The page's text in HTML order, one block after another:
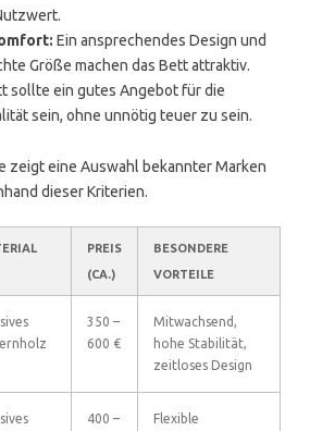
Ein ansprechendes Design und
Größe machen das Bett attraktiv.
sollte ein gutes Angebot für die
sein, ohne unnötig teuer zu sein.
zeigt eine Auswahl bekannter Marken
dieser Kriterien.
PREIS
(CA.)
BESONDERE
VORTEILE
350 –
600 €
Mitwachsend,
hohe Stabilität,
zeitloses Design
400 –
Flexible